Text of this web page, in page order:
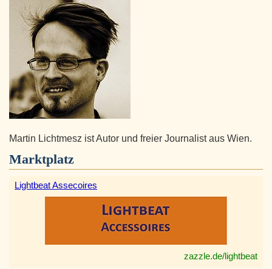
Martin Lichtmesz ist Autor und freier Journalist aus Wien.
Marktplatz
Lightbeat Assecoires
zazzle.de/lightbeat